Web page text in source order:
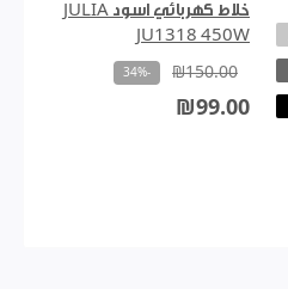
خلاط كهربائي اسود JULIA
JU1318 450W
₪150.00
-34%
₪99.00